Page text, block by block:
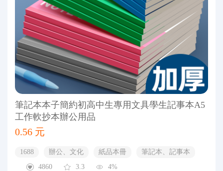
筆記本本子簡約初高中生專用文具學生記事本A5
工作軟抄本辦公用品
0.56 元
1688 辦公、文化 紙品本冊
筆記本、記事本
4860
3.3 4%